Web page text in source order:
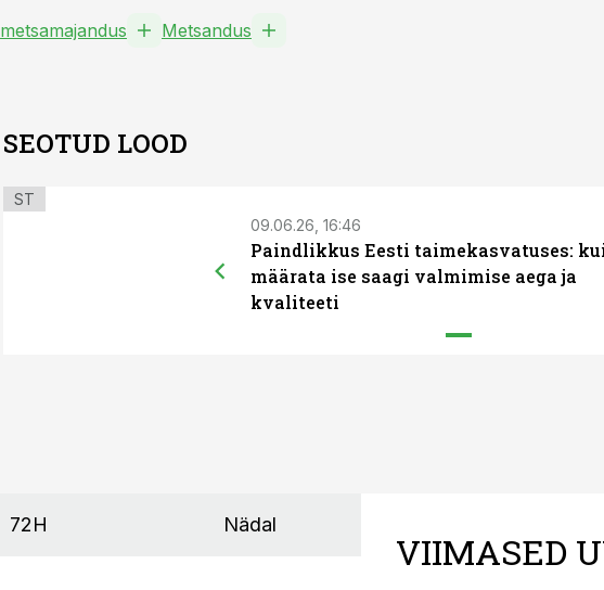
metsamajandus Metsandus
SEOTUD LOOD
ST
09.06.26, 16:46
Paindlikkus Eesti taimekasvatuses:
määrata ise saagi valmimise aega ja
kvaliteeti
72H Nädal
VIIMASED